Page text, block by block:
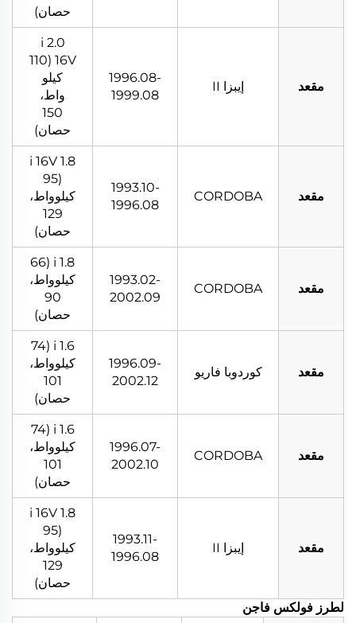
حصان)
مقعد إيبزا II
1996.08-
1999.08
2.0 i
16V (110
كيلو
واط،
150
حصان)
مقعد CORDOBA
1993.10-
1996.08
1.8 i 16V
(95
كيلوواط،
129
حصان)
مقعد CORDOBA
1993.02-
2002.09
1.8 i (66
كيلوواط،
90
حصان)
مقعد كوردوبا فاريو
1996.09-
2002.12
1.6 i (74
كيلوواط،
101
حصان)
مقعد CORDOBA
1996.07-
2002.10
1.6 i (74
كيلوواط،
101
حصان)
مقعد إيبزا II
1993.11-
1996.08
1.8 i 16V
(95
كيلوواط،
129
حصان)
لطرز فولكس فاجن